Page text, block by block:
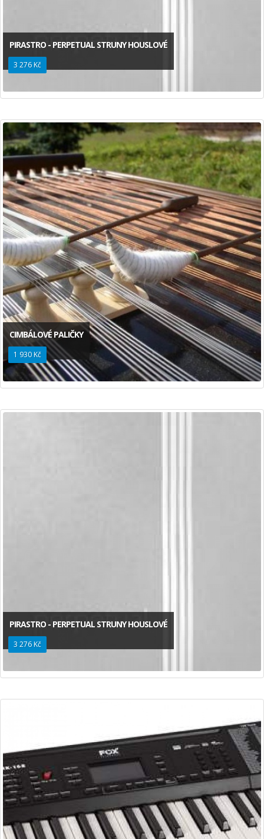
PIRASTRO - PERPETUAL STRUNY HOUSLOVÉ
3 276 Kč
CIMBÁLOVÉ PALIČKY
1 930 Kč
PIRASTRO - PERPETUAL STRUNY HOUSLOVÉ
3 276 Kč